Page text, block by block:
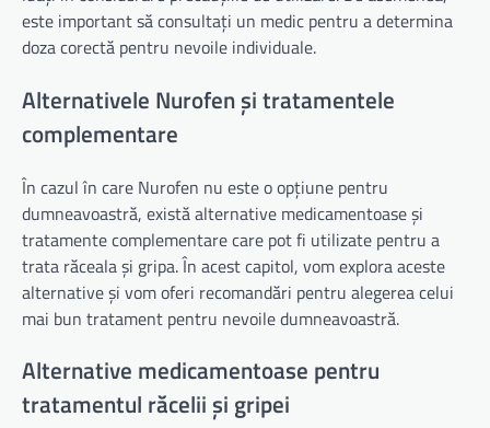
este important să consultați un medic pentru a determina
doza corectă pentru nevoile individuale.
Alternativele Nurofen și tratamentele
complementare
În cazul în care Nurofen nu este o opțiune pentru
dumneavoastră, există alternative medicamentoase și
tratamente complementare care pot fi utilizate pentru a
trata răceala și gripa. În acest capitol, vom explora aceste
alternative și vom oferi recomandări pentru alegerea celui
mai bun tratament pentru nevoile dumneavoastră.
Alternative medicamentoase pentru
tratamentul răcelii și gripei